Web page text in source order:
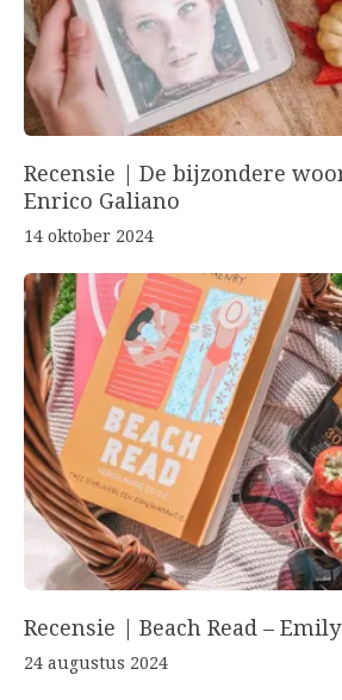
Recensie | De bijzondere
Enrico Galiano
14 oktober 2024
Recensie | Beach Read –
24 augustus 2024